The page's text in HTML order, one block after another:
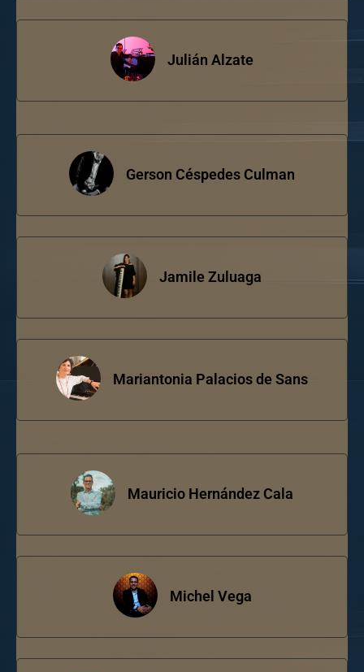
Julián Alzate
Gerson Céspedes Culman
Jamile Zuluaga
Mariantonia Palacios de Sans
Mauricio Hernández Cala
Michel Vega